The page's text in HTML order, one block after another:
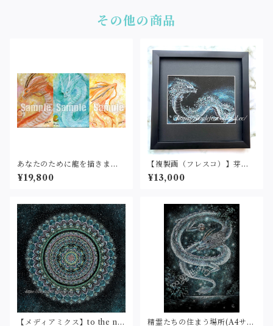
その他の商品
あなたのために龍を描きます
(アクリル）127×177mm
¥19,800
【複製画（フレスコ）】芽吹
く(２L判サイズ)
¥13,000
【メディアミクス】to the ne
精霊たちの住まう場所(A4サイ